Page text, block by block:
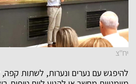
יח"צ
להיפגש עם נערים ונערות, לשתות